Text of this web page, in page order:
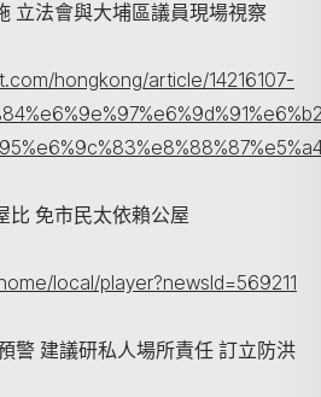
搜寻
立法會與大埔區議員現場視察
hongkong/article/14216107-
比 免市民太依賴公屋
local/player?newsId=569211
警 建議研私人場所責任 訂立防洪